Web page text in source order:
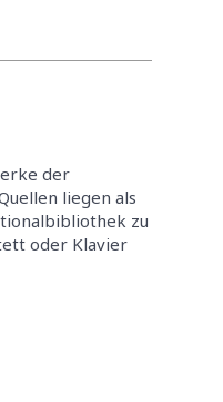
der
liegen als
zu
oder Klavier